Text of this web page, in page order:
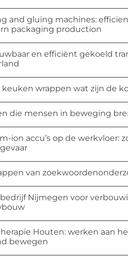
and gluing machines:
packaging production
en efficiënt gekoeld
keuken wrappen wat zijn de
die mensen in beweging
ion accu’s op de werkvloer:
van
Nijmegen voor
Houten: werken aan
bewegen